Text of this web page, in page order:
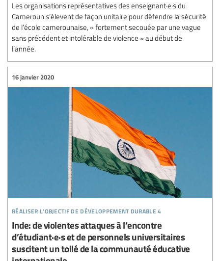
Les organisations représentatives des enseignant·e·s du
Cameroun s’élevent de façon unitaire pour défendre la sécurité
de l’école camerounaise, « fortement secouée par une vague
sans précédent et intolérable de violence » au début de
l’année.
réaliser l’objectif de développement durable 4
16 janvier 2020
Inde: de violentes attaques à l’encontre
d’étudiant·e·s et de personnels universitaires
suscitent un tollé de la communauté éducative